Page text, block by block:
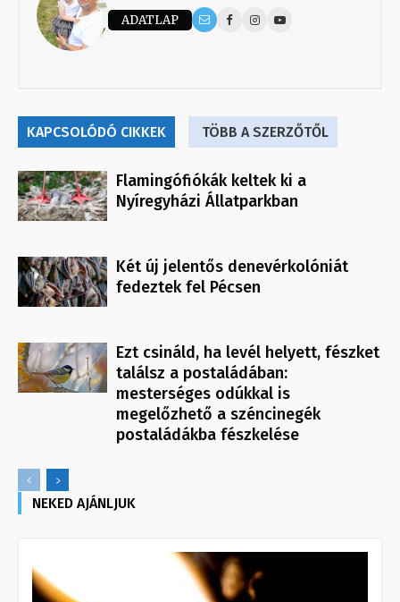
ADATLAP
KAPCSOLÓDÓ CIKKEK TÖBB A SZERZŐTŐL
Flamingófiókák keltek ki a
Nyíregyházi Állatparkban
Két új jelentős denevérkolóniát
fedeztek fel Pécsen
Ezt csináld, ha levél helyett, fészket
találsz a postaládában:
mesterséges odúkkal is
megelőzhető a széncinegék
postaládákba fészkelése
NEKED AJÁNLJUK